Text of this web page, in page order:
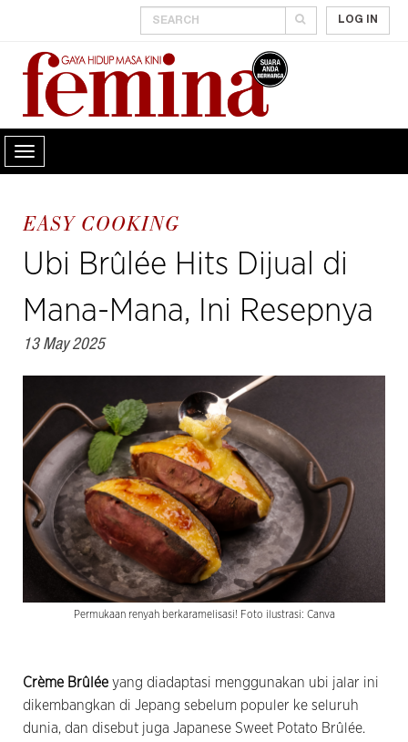
LOG IN
EASY COOKING
Ubi Brûlée Hits Dijual di
Mana-Mana, Ini Resepnya
13 May 2025
Permukaan renyah berkaramelisasi! Foto ilustrasi: Canva
Crème Brûlée yang diadaptasi menggunakan ubi jalar ini
dikembangkan di Jepang sebelum populer ke seluruh
dunia, dan disebut juga Japanese Sweet Potato Brûlée.